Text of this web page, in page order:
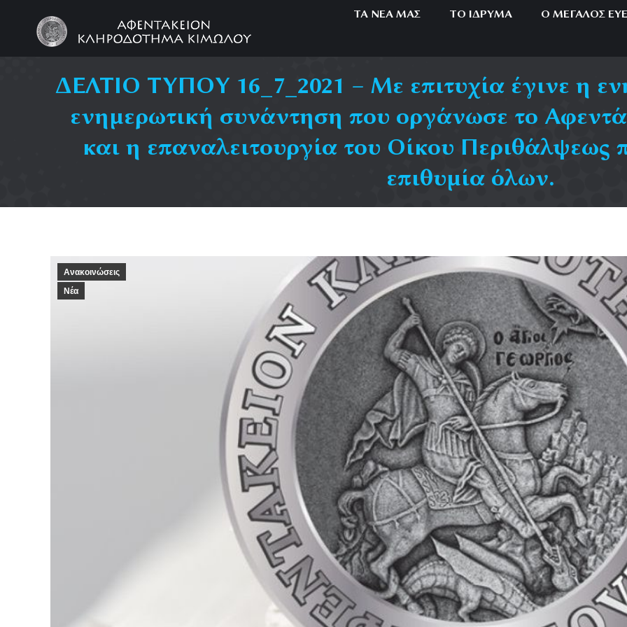
ΤΑ ΝΈΑ ΜΑΣ ΤΟ ΊΔΡΥΜΑ Ο ΜΕΓΆΛΟΣ
ΔΕΛΤΙΟ ΤΥΠΟΥ 16_7_2021 – Με επιτυχία έγινε η
ενημερωτική συνάντηση που οργάνωσε το
και η επαναλειτουργία του Οίκου Περιθάλψεως
επιθυμία όλων.
Ανακοινώσεις
Νέα